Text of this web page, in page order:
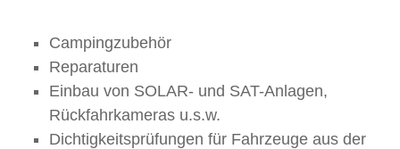
Campingzubehör
Reparaturen
Einbau von SOLAR- und SAT-Anlagen,
Rückfahrkameras u.s.w.
Dichtigkeitsprüfungen für Fahrzeuge aus der